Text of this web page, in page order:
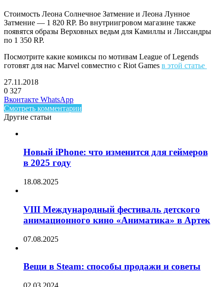
Стоимость Леона Солнечное Затмение и Леона Лунное
Затмение — 1 820 RP. Во внутриигровом магазине также
появятся образы Верховных ведьм для Камиллы и Лиссандры
по 1 350 RP.
Посмотрите какие комиксы по мотивам League of Legends
готовят для нас Marvel совместно с Riot Games в этой статье
27.11.2018
0 327
Facebook
Twitter
LinkedIn
Вконтакте WhatsAppTelegram
Смотреть комментарии
Другие статьи
Новый iPhone: что изменится для геймеров
в 2025 году
18.08.2025
VIII Международный фестиваль детского
анимационного кино «Аниматика» в Артек
07.08.2025
Вещи в Steam: способы продажи и советы
02.03.2024